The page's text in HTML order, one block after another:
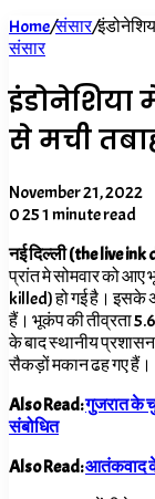
Home/संसार/
संसार
इंडोनेशिया
से मची
November 21, 2022
0251 minute read
नई दिल्ली (the live ink
प्रांत मे सोमवार को
killed) हो गई है। इसके
हैं। भूकंप की तीव्रता
के बाद स्थानीय
सैकड़ों मकान ढह गए हैं।
Also Read:गुजरात के
संबोधित
Also Read:आतंकवाद के